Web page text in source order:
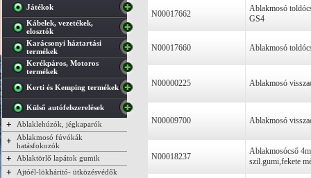
Játékok
Kábelek, vezetékek,
elosztók
Karácsonyi háztartási
termékek
Kerékpáros, Motoros
termékek
Kerti és Kemping termékek
Külső autófelszerelések
+ Ablaklehúzók, jégkaparók
+
Ablakmosó fúvókák
hatásfokozók
+ Ablaktörlő lapátok gumik
+ Ajtóél-lökháritó- ütközésvédők
N00017662
Ablakmosó
GS4
N00017660 Ablakmosó
N00000225 Ablakmosó
N00009700 Ablakmosó
N00018237
Ablakmosócső
szil.gumi,fekete